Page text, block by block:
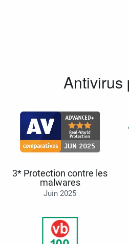
Antivirus
3* Protection contre les
malwares
Juin 2025